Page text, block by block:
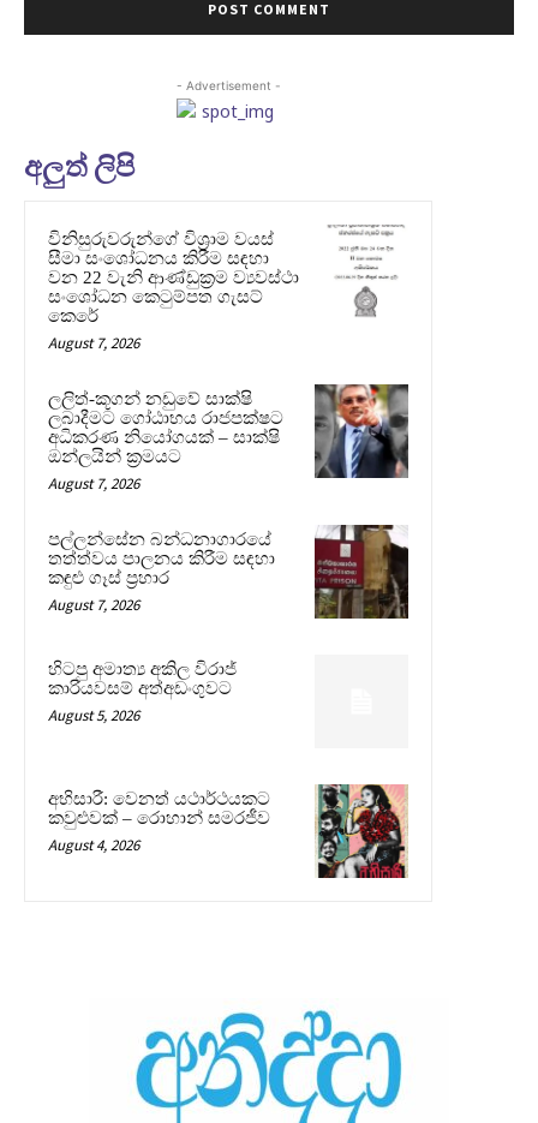
- Advertisement -
අලුත් ලිපි
විනිසුරුවරුන්ගේ විශ්‍රාම වයස්
සීමා සංශෝධනය කිරීම සඳහා
වන 22 වැනි ආණ්ඩුක්‍රම ව්‍යවස්ථා
සංශෝධන කෙටුම්පත ගැසට්
කෙරේ
August 7, 2026
ලලිත්-කූගන් නඩුවේ සාක්ෂි
ලබාදීමට ගෝඨාභය රාජපක්ෂට
අධිකරණ නියෝගයක් – සාක්ෂි
ඔන්ලයින් ක්‍රමයට
August 7, 2026
පල්ලන්සේන බන්ධනාගාරයේ
තත්ත්වය පාලනය කිරීම සඳහා
කඳුළු ගෑස් ප්‍රහාර
August 7, 2026
හිටපු අමාත්‍ය අකිල විරාජ්
කාරියවසම් අත්අඩංගුවට
August 5, 2026
අභිසාරී: වෙනත් යථාර්ථයකට
කවුළුවක් – රොහාන් සමරජීව
August 4, 2026